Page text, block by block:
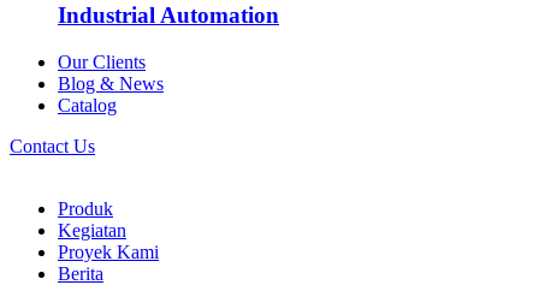
Industrial Automation
Our Clients
Blog & News
Catalog
Contact Us
Produk
Kegiatan
Proyek Kami
Berita